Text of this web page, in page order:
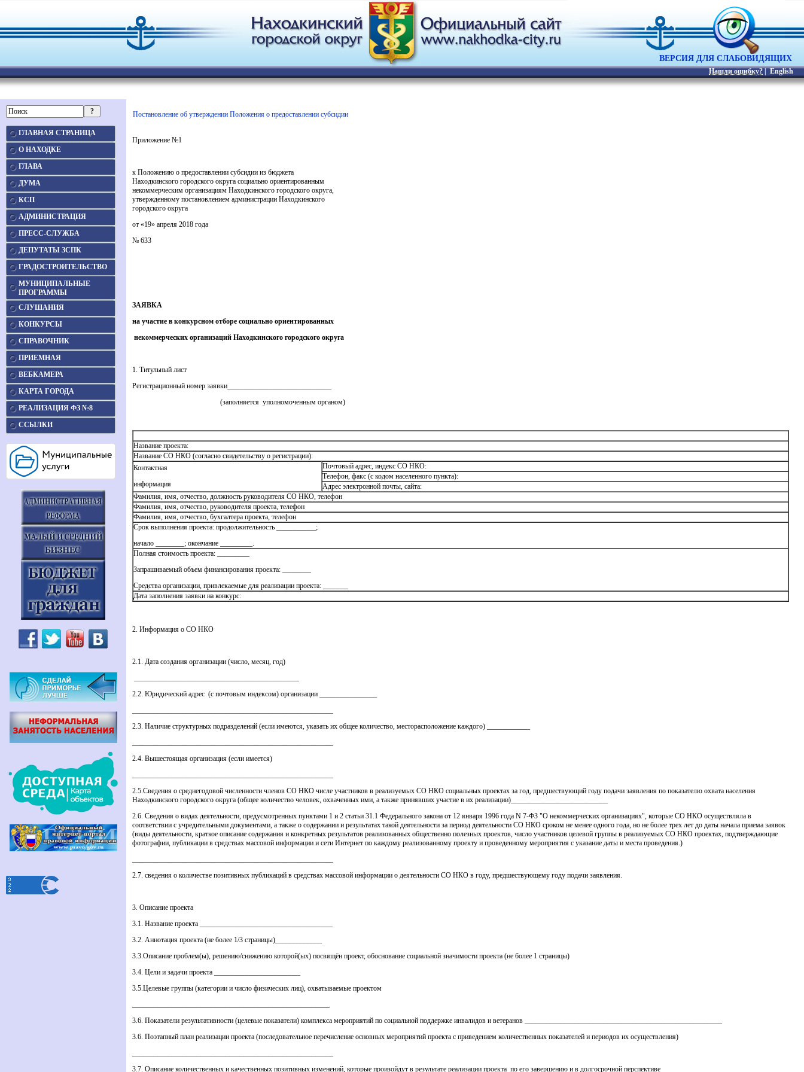
Нашли ошибку? English
ГЛАВНАЯ СТРАНИЦА
О НАХОДКЕ
ГЛАВА
ДУМА
КСП
АДМИНИСТРАЦИЯ
ПРЕСС-СЛУЖБА
ДЕПУТАТЫ ЗСПК
ГРАДОСТРОИТЕЛЬСТВО
МУНИЦИПАЛЬНЫЕ
ПРОГРАММЫ
СЛУШАНИЯ
КОНКУРСЫ
СПРАВОЧНИК
ПРИЕМНАЯ
ВЕБКАМЕРА
КАРТА ГОРОДА
РЕАЛИЗАЦИЯ ФЗ №8
ССЫЛКИ
Постановление об утверждении Положения о предоставлении субсидии
Приложение №1
к Положению о предоставлении субсидии из бюджета
Находкинского городского округа социально ориентированным
некоммерческим организациям Находкинского городского округа,
утвержденному постановлением администрации Находкинского
городского округа
от «19» апреля 2018 года
№ 633
ЗАЯВКА
на участие в конкурсном отборе социально ориентированных
некоммерческих организаций Находкинского городского округа
1. Титульный лист
Регистрационный номер заявки_____________________________
(заполняется уполномоченным органом)
Название проекта:
Название СО НКО (согласно свидетельству о регистрации):
Контактная
информация
Почтовый адрес, индекс СО НКО:
Телефон, факс (с кодом населенного пункта):
Адрес электронной почты, сайта:
Фамилия, имя, отчество, должность руководителя СО НКО, телефон
Фамилия, имя, отчество, руководителя проекта, телефон
Фамилия, имя, отчество, бухгалтера проекта, телефон
Срок выполнения проекта: продолжительность ___________;
начало ________; окончание _________.
Полная стоимость проекта: _________
Запрашиваемый объем финансирования проекта: ________
Средства организации, привлекаемые для реализации проекта: _______
Дата заполнения заявки на конкурс:
2. Информация о СО НКО
2.1. Дата создания организации (число, месяц, год)
2.2. Юридический адрес (с почтовым индексом) организации ________________
2.3. Наличие структурных подразделений (если имеются, указать их общее количество, месторасположение каждого) ____________
2.4. Вышестоящая организация (если имеется)
2.5.Сведения о среднегодовой численности членов СО НКО числе участников в реализуемых СО НКО социальных проектах за год, предшествующий году подачи заявления по показателю охвата населения
Находкинского городского округа (общее количество человек, охваченных ими, а также принявших участие в их реализации)___________________________
2.6. Сведения о видах деятельности, предусмотренных пунктами 1 и 2 статьи 31.1 Федерального закона от 12 января 1996 года N 7-ФЗ "О некоммерческих организациях", которые СО НКО осуществляла в
соответствии с учредительными документами, а также о содержании и результатах такой деятельности за период деятельности СО НКО сроком не менее одного года, но не более трех лет до даты начала приема заявок
(виды деятельности, краткое описание содержания и конкретных результатов реализованных общественно полезных проектов, число участников целевой группы в реализуемых СО НКО проектах, подтверждающие
фотографии, публикации в средствах массовой информации и сети Интернет по каждому реализованному проекту и проведенному мероприятия с указание даты и места проведения.)
2.7. сведения о количестве позитивных публикаций в средствах массовой информации о деятельности СО НКО в году, предшествующему году подачи заявления.
3. Описание проекта
3.1. Название проекта _____________________________________
3.2. Аннотация проекта (не более 1/3 страницы)_____________
3.3.Описание проблем(ы), решению/снижению которой(ых) посвящён проект, обоснование социальной значимости проекта (не более 1 страницы)
3.4. Цели и задачи проекта ________________________
3.5.Целевые группы (категории и число физических лиц), охватываемые проектом
3.6. Показатели результативности (целевые показатели) комплекса мероприятий по социальной поддержке инвалидов и ветеранов _______________________________________________________
3.6. Поэтапный план реализации проекта (последовательное перечисление основных мероприятий проекта с приведением количественных показателей и периодов их осуществления)
3.7. Описание количественных и качественных позитивных изменений, которые произойдут в результате реализации проекта по его завершению и в долгосрочной перспективе ______________________________
ВЕРСИЯ ДЛЯ СЛАБОВИДЯЩИХ